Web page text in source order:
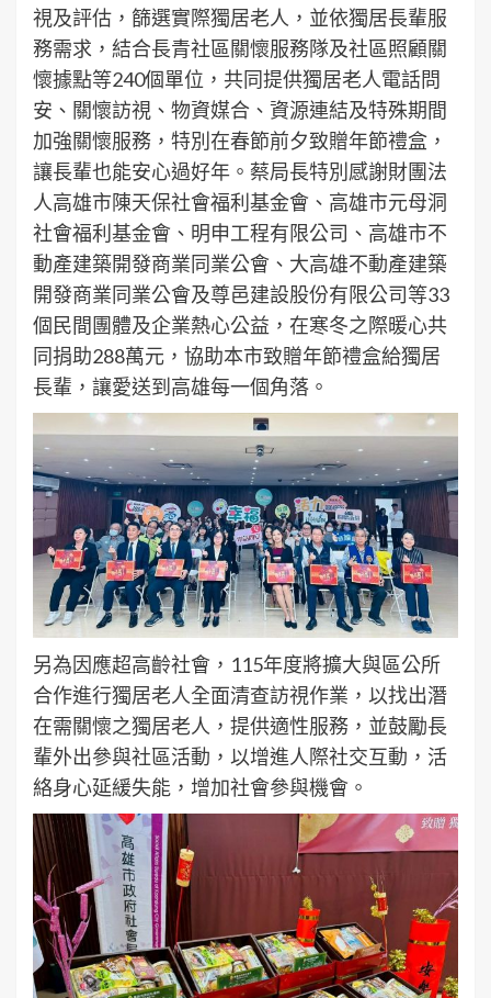
視及評估，篩選實際獨居老人，並依獨居長輩服
務需求，結合長青社區關懷服務隊及社區照顧關
懷據點等240個單位，共同提供獨居老人電話問
安、關懷訪視、物資媒合、資源連結及特殊期間
加強關懷服務，特別在春節前夕致贈年節禮盒，
讓長輩也能安心過好年。蔡局長特別感謝財團法
人高雄市陳天保社會福利基金會、高雄市元母洞
社會福利基金會、明申工程有限公司、高雄市不
動產建築開發商業同業公會、大高雄不動產建築
開發商業同業公會及尊邑建設股份有限公司等33
個民間團體及企業熱心公益，在寒冬之際暖心共
同捐助288萬元，協助本市致贈年節禮盒給獨居
長輩，讓愛送到高雄每一個角落。
另為因應超高齡社會，115年度將擴大與區公所
合作進行獨居老人全面清查訪視作業，以找出潛
在需關懷之獨居老人，提供適性服務，並鼓勵長
輩外出參與社區活動，以增進人際社交互動，活
絡身心延緩失能，增加社會參與機會。